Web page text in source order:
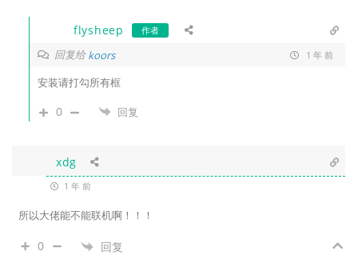
flysheep 作者
回复给koors 1 年 前
安装请打勾所有框
0 回复
xdg
1 年 前
所以大佬能不能联机啊！！！
0 回复